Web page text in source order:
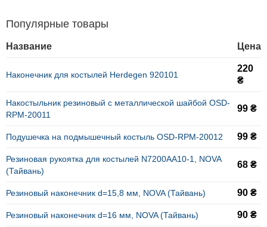
Популярные товары
Название Цена
Наконечник для костылей Herdegen 920101
220
₴
Накостыльник резиновый с металлической шайбой OSD-
RPM-20011
99 ₴
Подушечка на подмышечный костыль OSD-RPM-20012 99 ₴
Резиновая рукоятка для костылей N7200AA10-1, NOVA
(Тайвань)
68 ₴
Резиновый наконечник d=15,8 мм, NOVA (Тайвань) 90 ₴
Резиновый наконечник d=16 мм, NOVA (Тайвань) 90 ₴